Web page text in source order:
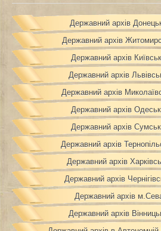
Державний архів
Державний архів
Державний архів
Державний архів
Державний архів
Державний архів
Державний архів
Державний архів
Державний архів
Державний архів
Державний архів
Державний архів